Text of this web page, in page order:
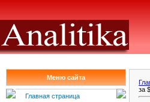
Меню сайта
Главная страница
за